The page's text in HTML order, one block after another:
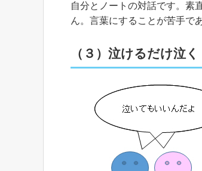
自分とノートの対話です。素
ん。言葉にすることが苦手で
（３）泣けるだけ泣く